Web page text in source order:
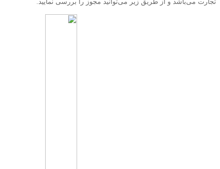
تجارت می‌باشد و از طریق زیر می‌توانید مجوز را بررسی نمایید.